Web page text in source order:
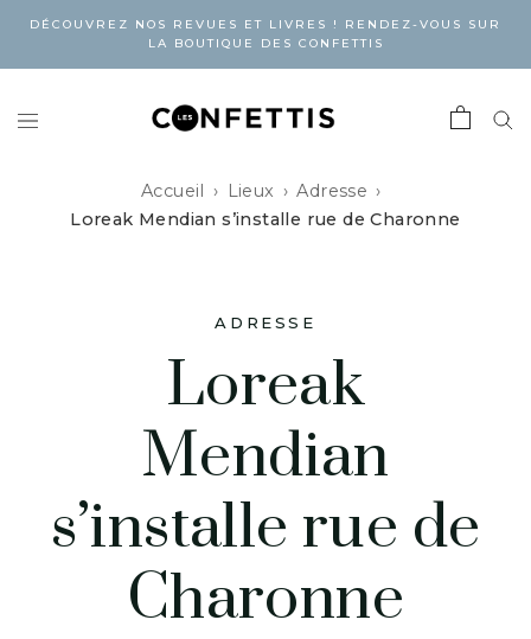
DÉCOUVREZ NOS REVUES ET LIVRES ! RENDEZ-VOUS SUR
LA BOUTIQUE DES CONFETTIS
Accueil Lieux
Adresse
Loreak Mendian s’installe rue de Charonne
ADRESSE
Loreak
Mendian
s’installe rue de
Charonne